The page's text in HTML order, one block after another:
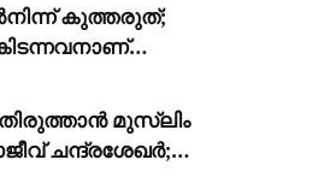
കുത്തരുത്;
കിടന്നവനാണ്
തിരുത്താൻ മുസ്ലിം
ചന്ദ്രശേഖർ;
ശക്തമായ